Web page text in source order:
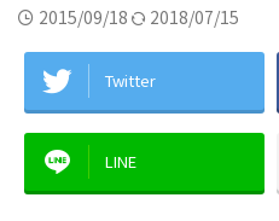
2015/09/18 2018/07/15
Twitter
LINE